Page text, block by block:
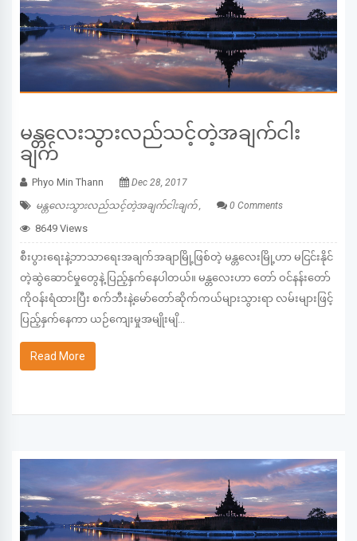
မန္တလေးသွားလည်သင့်တဲ့အချက်ငါး
ချက်
Phyo Min Thann Dec 28, 2017
မန္တလေးသွားလည်သင့်တဲ့အချက်ငါးချက် , 0 Comments
8649 Views
စီးပွားရေးနဲ့ဘာသာရေးအချက်အချာမြို့ဖြစ်တဲ့ မန္တလေးမြို့ဟာ မငြင်းနိုင်
တဲ့ဆွဲဆောင်မှုတွေနဲ့ ပြည့်နှက်နေပါတယ်။ မန္တလေးဟာ တော် ဝင်နန်းတော်
ကိုဝန်းရံထားပြီး စက်ဘီးနဲ့မော်တော်ဆိုက်ကယ်များသွားရာ လမ်းများဖြင့်
ပြည့်နှက်နေကာ ယဉ်ကျေးမှုအမျိုးမျိ...
Read More